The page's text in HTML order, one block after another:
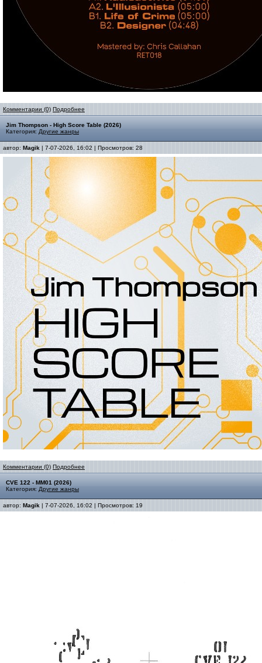
Комментарии (0) Подробнее
Jim Thompson - High Score Table (2026)
Категория: Другие жанры
автор: Magik | 7-07-2026, 16:02 | Просмотров: 28
Комментарии (0) Подробнее
CVE 122 - MM01 (2026)
Категория: Другие жанры
автор: Magik | 7-07-2026, 16:02 | Просмотров: 19